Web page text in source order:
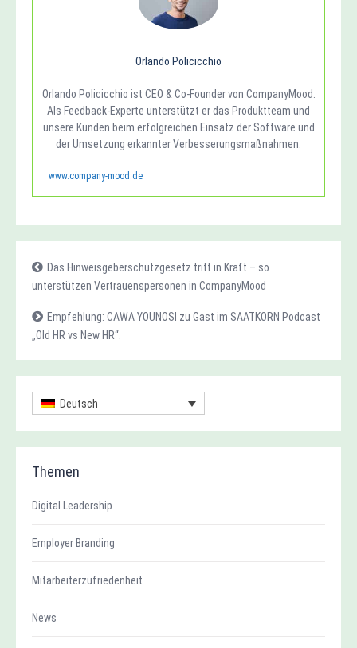
Orlando Policicchio
Orlando Policicchio ist CEO & Co-Founder von CompanyMood.
Als Feedback-Experte unterstützt er das Produktteam und
unsere Kunden beim erfolgreichen Einsatz der Software und
der Umsetzung erkannter Verbesserungsmaßnahmen.
www.company-mood.de
Das Hinweisgeberschutzgesetz tritt in Kraft – so
unterstützen Vertrauenspersonen in CompanyMood
Empfehlung: CAWA YOUNOSI zu Gast im SAATKORN Podcast
„Old HR vs New HR“.
Deutsch
Themen
Digital Leadership
Employer Branding
Mitarbeiterzufriedenheit
News